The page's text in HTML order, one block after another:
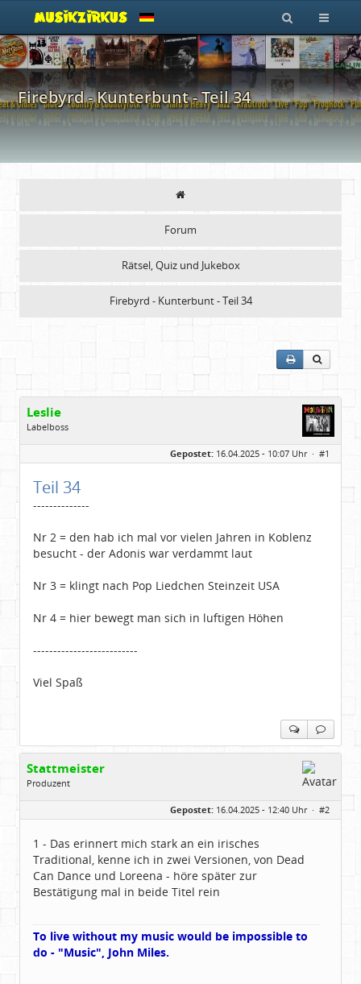
Firebyrd - Kunterbunt - Teil 34
Forum
Rätsel, Quiz und Jukebox
Firebyrd - Kunterbunt - Teil 34
Leslie
Labelboss
Geschlecht:
keine Angabe
in der Mitte zwischen Kölnarena und Festhalle Ffm
Beiträge:
48741
Dabei seit:
Gepostet: 16.04.2025 - 10:07 Uhr · #1
Teil 34
--------------
Nr 2 = den hab ich mal vor vielen Jahren in Koblenz
besucht - der Adonis war verdammt laut
Nr 3 = klingt nach Pop Liedchen Steinzeit USA
Nr 4 = hier bewegt man sich in luftigen Höhen
--------------------------
Viel Spaß
Stattmeister
Produzent
Beiträge:
14322
Gepostet: 16.04.2025 - 12:40 Uhr · #2
1 - Das erinnert mich stark an ein irisches
Traditional, kenne ich in zwei Versionen, von Dead
Can Dance und Loreena - höre später zur
Bestätigung mal in beide Titel rein
To live without my music would be impossible to
do - "Music", John Miles.